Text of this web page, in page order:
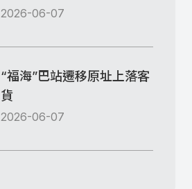
2026-06-07
“福海”巴站遷移原址上落客
貨
2026-06-07